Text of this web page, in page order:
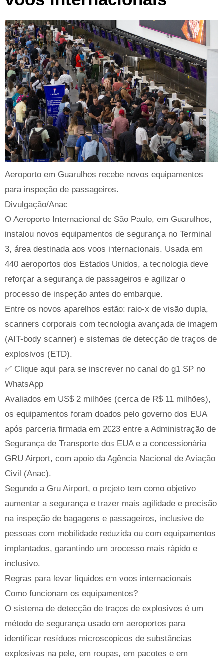
Aeroporto em Guarulhos recebe novos equipamentos
para inspeção de passageiros.
Divulgação/Anac
O Aeroporto Internacional de São Paulo, em Guarulhos,
instalou novos equipamentos de segurança no Terminal
3, área destinada aos voos internacionais. Usada em
440 aeroportos dos Estados Unidos, a tecnologia deve
reforçar a segurança de passageiros e agilizar o
processo de inspeção antes do embarque.
Entre os novos aparelhos estão: raio-x de visão dupla,
scanners corporais com tecnologia avançada de imagem
(AIT-body scanner) e sistemas de detecção de traços de
explosivos (ETD).
✅ Clique aqui para se inscrever no canal do g1 SP no
WhatsApp
Avaliados em US$ 2 milhões (cerca de R$ 11 milhões),
os equipamentos foram doados pelo governo dos EUA
após parceria firmada em 2023 entre a Administração de
Segurança de Transporte dos EUA e a concessionária
GRU Airport, com apoio da Agência Nacional de Aviação
Civil (Anac).
Segundo a Gru Airport, o projeto tem como objetivo
aumentar a segurança e trazer mais agilidade e precisão
na inspeção de bagagens e passageiros, inclusive de
pessoas com mobilidade reduzida ou com equipamentos
implantados, garantindo um processo mais rápido e
inclusivo.
Regras para levar líquidos em voos internacionais
Como funcionam os equipamentos?
O sistema de detecção de traços de explosivos é um
método de segurança usado em aeroportos para
identificar resíduos microscópicos de substâncias
explosivas na pele, em roupas, em pacotes e em